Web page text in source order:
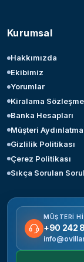
Kurumsal
Hakkımızda
Ekibimiz
Yorumlar
Kiralama
Banka Hesapları
Müşteri
Gizlilik Politikası
Çerez Politikası
Sıkça Sorulan
MÜŞTERI
+90 242